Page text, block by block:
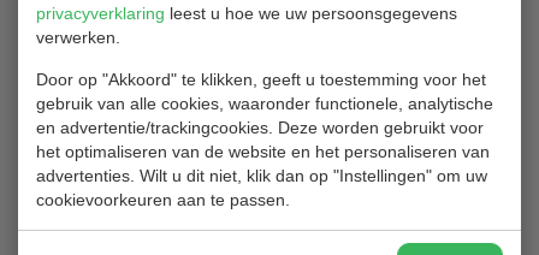
privacyverklaring leest u hoe we uw persoonsgegevens
verwerken.
Door op "Akkoord" te klikken, geeft u toestemming voor het
gebruik van alle cookies, waaronder functionele, analytische
en advertentie/trackingcookies. Deze worden gebruikt voor
het optimaliseren van de website en het personaliseren van
advertenties. Wilt u dit niet, klik dan op "Instellingen" om uw
cookievoorkeuren aan te passen.
Sunday FUNday 4 augustus ! Kom jij ook!?
samen met de Golfacademy, Golfclub Hitland en HIT Eten &
Drinken een supergezellige open dag!
We verzorgen dan gratis proeflessen, live muziek en er is van
alles te doen voor kids! Voor golfers bieden we zelfs een nanny-
service aan! Zo kun jij met jouw gezelschap zorgeloos een ronde
lopen en hebben de kids ook een toptijd! Zet deze datum dus